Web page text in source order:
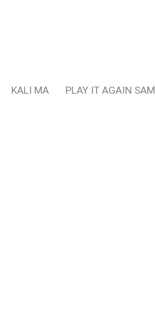
KALI MA PLAY IT AGAIN SAM